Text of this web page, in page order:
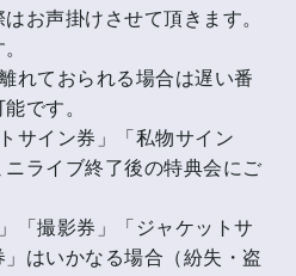
お声掛けさせて頂きます。
れておられる場合は遅い番
です。
サイン券」「私物サイン
ライブ終了後の特典会にご
「撮影券」「ジャケットサ
はいかなる場合（紛失・盗